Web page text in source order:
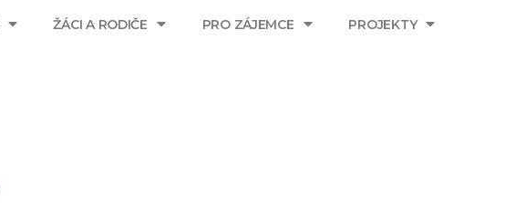
ŽÁCI A RODIČE PRO ZÁJEMCE PROJEKTY